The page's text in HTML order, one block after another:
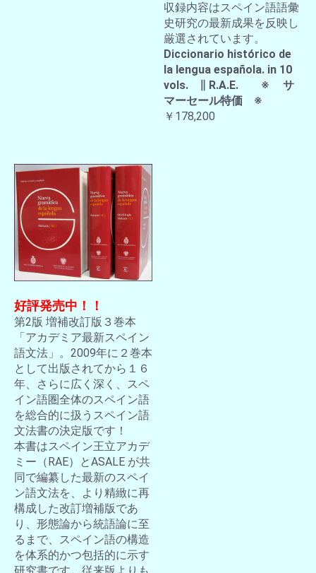
収録内容はスペイン語語彙
史研究の最新成果を反映し
厳選されています。
Diccionario histórico de
la lengua española. in 10
vols. ∥ R.A.E. ※ サ
マーセール特価 ※
￥178,200
好評発売中！！
第2版 増補改訂版３巻本
「アカデミア最新スペイン
語文法」。2009年に２巻本
として出版されてから１６
年、さらに広く深く、スペ
イン語圏全体のスペイン語
を総合的に扱うスペイン語
文法書の決定版です！
本書はスペイン王立アカデ
ミー（RAE）とASALE が共
同で編纂した最新のスペイ
ン語文法を、より精緻に再
構成した改訂増補版であ
り、形態論から統語論に至
るまで、スペイン語の構造
を体系的かつ包括的に示す
研究書です。従来版よりも